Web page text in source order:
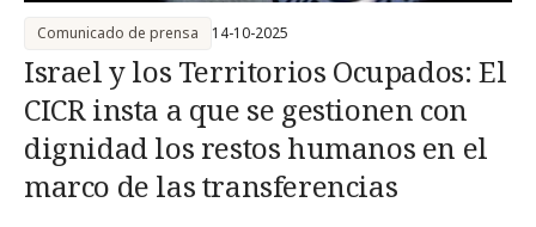
Israel y los Territorios Ocupados: El
CICR insta a que se gestionen con
dignidad los restos humanos en el
marco de las transferencias
Comunicado de prensa 14-10-2025